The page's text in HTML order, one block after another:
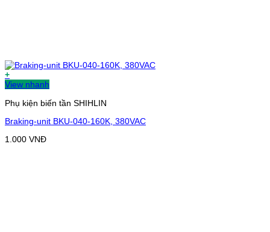
+
View nhanh
Phụ kiện biến tần SHIHLIN
Braking-unit BKU-040-160K, 380VAC
1.000 VNĐ